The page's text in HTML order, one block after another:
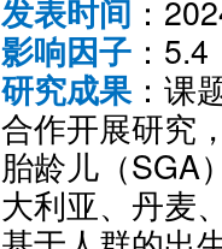
发表时间 ：
影响因子 ：5.4
研究成果：课
合作开展研究
胎龄儿（SGA
大利亚、丹麦